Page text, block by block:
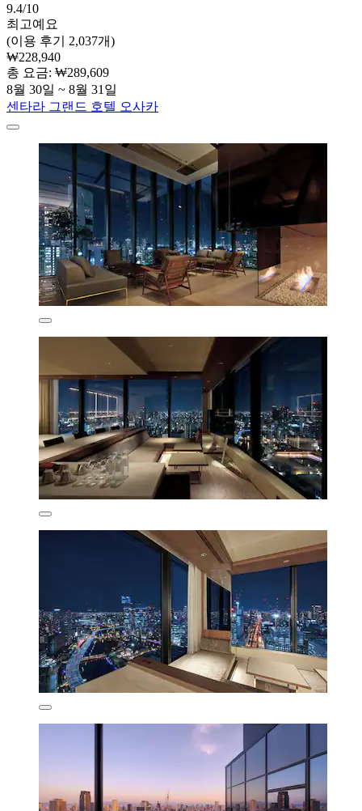
9.4/10
최고예요
(이용 후기 2,037개)
₩228,940
총 요금: ₩289,609
8월 30일 ~ 8월 31일
센타라 그랜드 호텔 오사카